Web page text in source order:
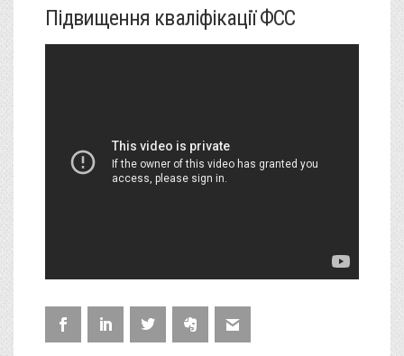
Підвищення кваліфікації ФСС